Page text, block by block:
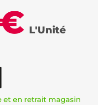
L'Unité
et en retrait magasin